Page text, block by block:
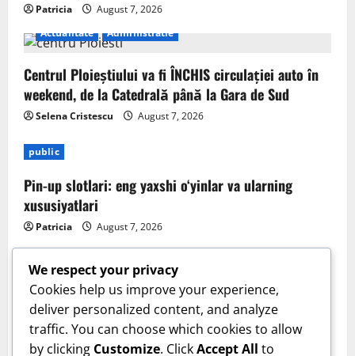
Patricia
August 7, 2026
Actualitate
Administratie
Centrul Ploieștiului va fi ÎNCHIS circulației auto în
weekend, de la Catedrală până la Gara de Sud
Selena Cristescu August 7, 2026
public
Pin-up slotlari: eng yaxshi o‘yinlar va ularning
xususiyatlari
Patricia August 7, 2026
Sanatate
Cum îți verifici sănătatea inimii acasă. Tensiunea
We respect your privacy
Cookies help us improve your experience,
deliver personalized content, and analyze
traffic. You can choose which cookies to allow
by clicking Customize. ClickAccept All to